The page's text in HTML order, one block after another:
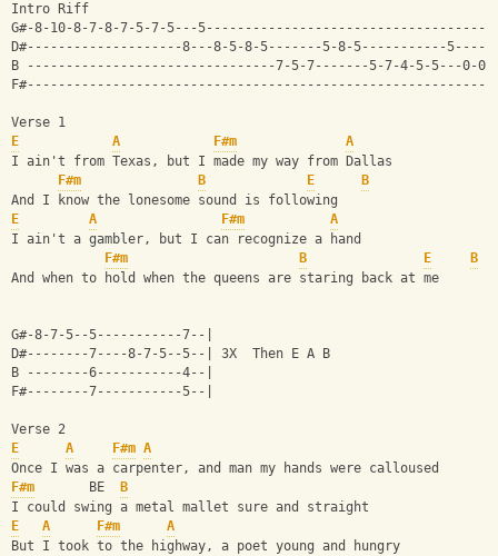
Intro Riff
G#-8-10-8-7-8-7-5-7-5---
D#--------------------8---8-5-8-5-------5-8-5-----------
B --------------------------------7-5-7-------5-7-4-5-5---0-0-
Verse 1
E
A F#m
A
I ain't from Texas, but I made my way from Dallas
F#m
B E
B
And I know the lonesome sound is following
E
A F#m
A
I ain't a gambler, but I can recognize a hand
F#m
B E
B
And when to hold when the queens are staring back at me
G#-8-7-5--5-----------7--|
D#--------7----8-7-5--5--| 3X  Then E A B
B --------6-----------4--|
F#--------7-----------5--|
Verse 2
E
A F#m A
Once I was a carpenter, and man my hands were calloused
F#m
       BE
B
I could swing a metal mallet sure and straight
E
A F#m
A
But I took to the highway, a poet young and hungry